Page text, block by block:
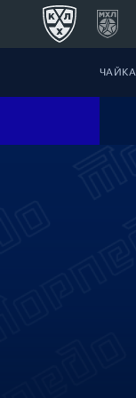
ЧАЙКА